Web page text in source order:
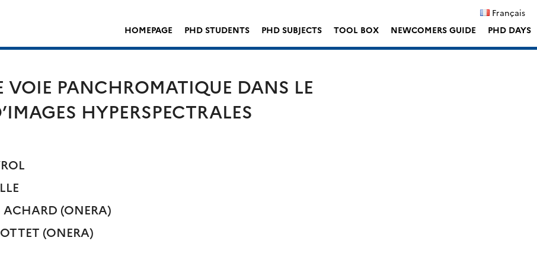
Français
HOMEPAGE
PHD STUDENTS PHD SUBJECTS TOOL BOX NEWCOMERS GUIDE PHD DAYS
VOIE PANCHROMATIQUE DANS LE
HYPERSPECTRALES
(ONERA)
(ONERA)